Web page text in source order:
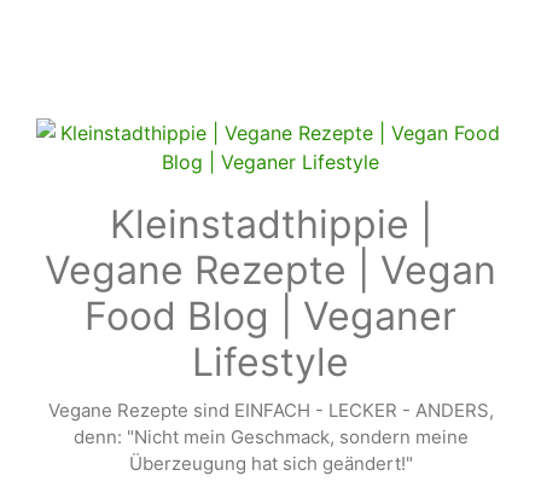
Kleinstadthippie |
Vegane Rezepte | Vegan
Food Blog | Veganer
Lifestyle
Vegane Rezepte sind EINFACH - LECKER - ANDERS,
denn: "Nicht mein Geschmack, sondern meine
Überzeugung hat sich geändert!"